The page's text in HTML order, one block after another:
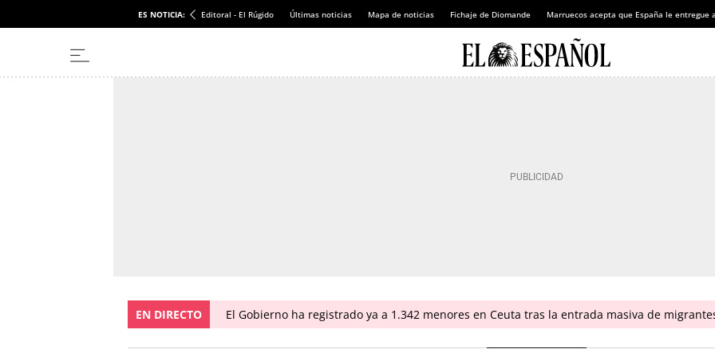
ES NOTICIA: Editoral - El Rúgido Últimas noticias Mapa de noticias Fichaje de Diomande Marruecos acepta que España le entregue
EN DIRECTO El Gobierno ha registrado ya a 1.342 menores en Ceuta tras la entrada masiva de